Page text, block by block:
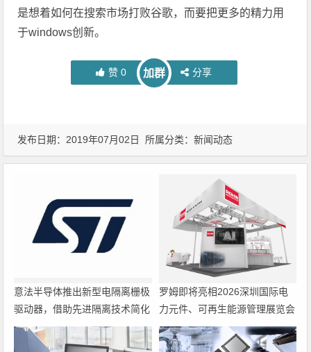
是想着如何在搜索市场打败谷歌，而要把更多的精力用
于windows创新。
赞 0 加群 分享
发布日期：2019年07月02日 所属分类：新闻动态
意法半导体推出新型电隔离栅极
驱动器，借助先进隔离技术简化
电源设计
罗姆即将亮相2026深圳国际电
力元件、可再生能源管理展览会
暨研讨会